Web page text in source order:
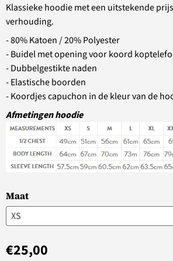
Klassieke hoodie met een uitstekende
verhouding.
- 80% Katoen / 20% Polyester
- Buidel met opening voor koord
- Dubbelgestikte naden
- Elastische boorden
- Koordjes capuchon in de kleur van de
Afmetingen hoodie
Maat
€25,00